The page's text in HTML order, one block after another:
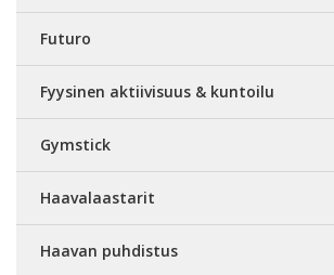
Futuro
Fyysinen aktiivisuus & kuntoilu
Gymstick
Haavalaastarit
Haavan puhdistus